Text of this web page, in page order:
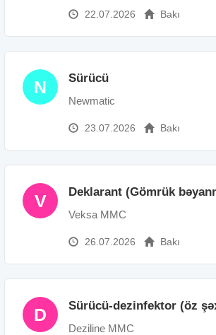
22.07.2026 Bakı
N Sürücü
Newmatic
23.07.2026 Bakı
V Deklarant (Gömrük
Veksa MMC
26.07.2026 Bakı
D Sürücü-dezinfektor (öz
Deziline MMC